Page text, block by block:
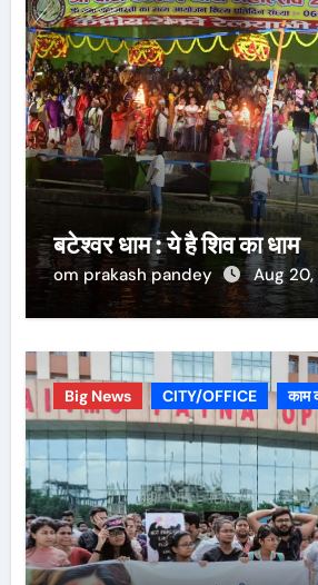
बटेश्वर धाम : ये है शिव का धाम
om prakash pandey Aug
Big News CITY/OFFICE काम